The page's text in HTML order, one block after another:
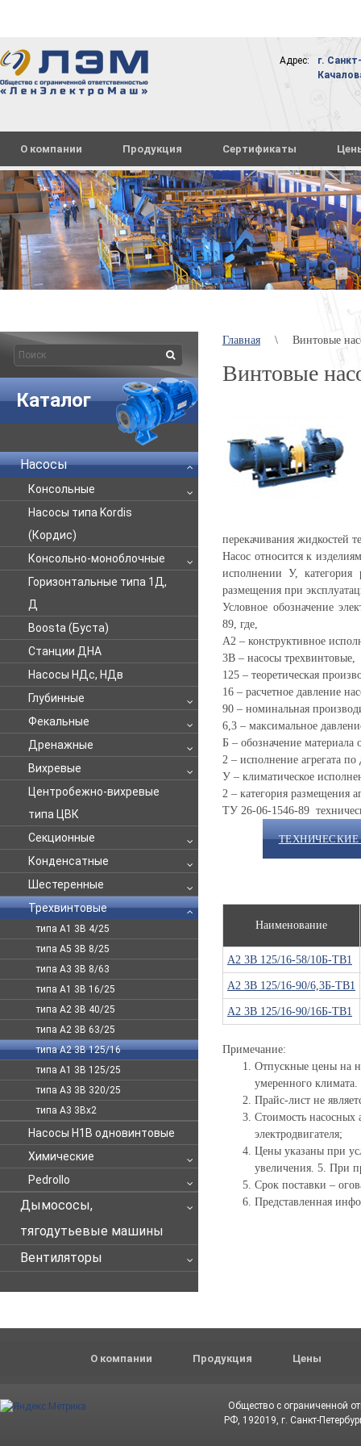
Адрес:
г.
О компании Продукция Сертификаты
Каталог
Насосы
Консольные
Насосы типа Kordis
(Кордис)
Консольно-моноблочные
Горизонтальные типа 1Д,
Д
Boosta (Буста)
Станции ДНА
Насосы НДс, НДв
Глубинные
Фекальные
Дренажные
Вихревые
Центробежно-вихревые
типа ЦВК
Секционные
Конденсатные
Шестеренные
Трехвинтовые
типа А1 3В 4/25
типа А5 3В 8/25
типа А3 3В 8/63
типа А1 3В 16/25
типа А2 3В 40/25
типа А2 3В 63/25
типа А2 3В 125/16
типа А1 3В 125/25
типа А3 3В 320/25
типа А3 3Вх2
Насосы Н1В одновинтовые
Химические
Pedrollo
Дымососы,
тягодутьевые машины
Вентиляторы
Главная \ Винтовые
Винтовые
перекачивания жидкостей
Насос относится к
исполнении У, категория
размещения при
Условное обозначение
89, где,
А2 – конструктивное
3В – насосы трехвинтовые,
125 – теоретическая
16 – расчетное давление
90 – номинальная
6,3 – максимальное
Б – обозначение материала
2 – исполнение агрегата по
У – климатическое
2 – категория размещения
ТУ 26-06-1546-89
Наименование
А2 3В 125/16-58/10Б-ТВ1
А2 3В 125/16-90/6,3Б-ТВ1
А2 3В 125/16-90/16Б-ТВ1
Примечание:
Отпускные цены на
умеренного
Прайс-лист не
Стоимость насосных
электродвигателя;
Цены указаны при
увеличения. 5. При
Срок поставки –
Представленная
О компании Продукция Цены
Общество с ограниченной
РФ, 192019, г. Санкт-